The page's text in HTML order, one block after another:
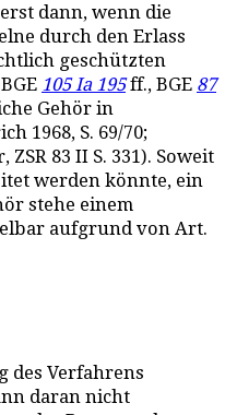
dann, wenn die
durch den Erlass
geschützten
105 Ia 195ff., BGE 87
Gehör in
1968, S. 69/70;
83 II S. 331). Soweit
werden könnte, ein
stehe einem
aufgrund von Art.
des Verfahrens
daran nicht